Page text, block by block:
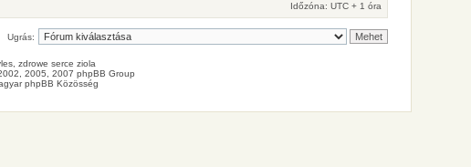
Időzóna: UTC + 1 óra
Ugrás:
, zdrowe serce ziola
2005, 2007 phpBB Group
phpBB Közösség